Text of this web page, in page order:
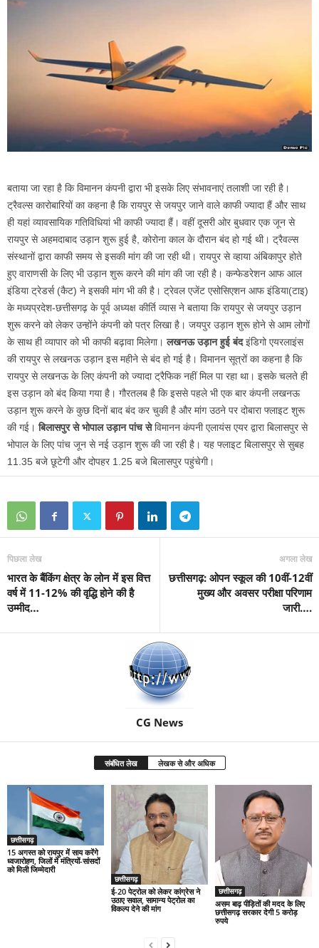
बताया जा रहा है कि विमानन कंपनी द्वारा भी इसके लिए संभावनाएं तलाशी जा रही है।
ट्रैवल्स कारोबारियों का कहना है कि रायपुर से जयपुर जाने वाले काफी ज्यादा हैं और साथ
ही यहां व्यावसायिक गतिविधियां भी काफी ज्यादा हैं। वहीं दूसरी ओर बुधवार एक जून से
रायपुर से अहमदाबाद उड़ान शुरू हुई है, कोरोना काल के दौरान बंद हो गई थी। ट्रैवल्स
संस्थानों द्वारा काफी समय से इसकी मांग की जा रही थी। रायपुर से व्हाया अंबिकापुर होते
हुए वाराणसी के लिए भी उड़ान शुरू करने की मांग की जा रही है। कन्फेडरेशन आफ आल
इंडिया ट्रेडर्स (कैट) ने इसकी मांग भी की है। ट्रेवल एजेंट एसोसिएशन आफ इंडिया(टाइ)
के मध्यप्रदेश-छत्तीसगढ़ के पूर्व अध्यक्ष कीर्ति व्यास ने बताया कि रायपुर से जयपुर उड़ान
शुरू करने को लेकर उन्होंने कंपनी को पत्र लिखा है। जयपुर उड़ान शुरू होने से आम लोगों
के साथ ही व्यापार को भी काफी बढ़ावा मिलेगा।लखनऊ उड़ान हुई बंदइंडिगो एयरलाइंस
की रायपुर से लखनऊ उड़ान इस महीने से बंद हो गई है। विमानन सूत्रों का कहना है कि
रायपुर से लखनऊ के लिए कंपनी को ज्यादा ट्रैफिक नहीं मिल पा रहा था। इसके चलते ही
इस उड़ान को बंद किया गया है। गौरतलब है कि इससे पहले भी एक बार कंपनी लखनऊ
उड़ान शुरू करने के कुछ दिनों बाद बंद कर चुकी है और मांग उठने पर दोबारा फ्लाइट शुरू
की गई।बिलासपुर से भोपाल उड़ान पांच सेविमानन कंपनी एलायंस एयर द्वारा बिलासपुर से
भोपाल के लिए पांच जून से नई उड़ान शुरू की जा रही है। यह फ्लाइट बिलासपुर से सुबह
11.35 बजे छूटेगी और दोपहर 1.25 बजे बिलासपुर पहुंचेगी।
पिछला लेख
भारत के बैंकिंग क्षेत्र के लोन में इस वित्त
वर्ष में 11-12% की वृद्धि होने की है
उम्मीद…
अगला लेख
छत्तीसगढ़: ओपन स्कूल की 10वीं-12वीं
मुख्य और अवसर परीक्षा परिणाम
जारी….
CG News
संबंधित लेख लेखक से और अधिक
छत्तीसगढ़
15 अगस्त को रायपुर में साय करेंगे
ध्वजारोहण, जिलों में मंत्रियों-सांसदों
को मिली जिम्मेदारी
छत्तीसगढ़
ई-20 पेट्रोल को लेकर कांग्रेस ने
उठाए सवाल, सामान्य पेट्रोल का
विकल्प देने की मांग
छत्तीसगढ़
असम बाढ़ पीड़ितों की मदद के लिए
छत्तीसगढ़ सरकार देगी 5 करोड़
रुपये